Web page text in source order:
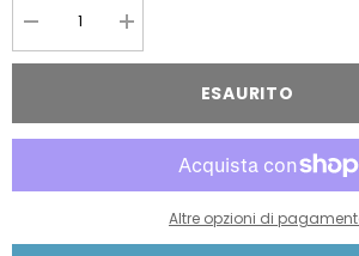
Diminuire
la
quantità
Bridge
Tracolla/postina
Aumentare
la
quantità
Bridge
Tracolla/postina
04122701
ESAURITO
Altre opzioni di